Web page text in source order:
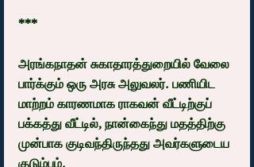
***
அரங்கநாதன் சுகாதாரத்துறையில் வேலை
பார்க்கும் ஒரு அரசு அலுவலர். பணியிட
மாற்றம் காரணமாக ராகவன் வீட்டிற்குப்
பக்கத்து வீட்டில், நான்கைந்து மதத்திற்கு
முன்பாக குடிவந்திருந்தது அவர்களுடைய
குடும்பம்.